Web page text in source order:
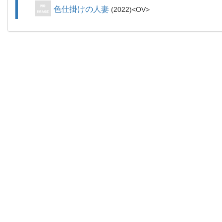
色仕掛けの人妻 2022 OV